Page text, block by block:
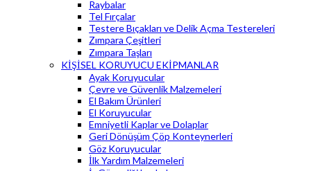
Raybalar
Tel Fırçalar
Testere Bıçakları ve Delik Açma Testereleri
Zımpara Çeşitleri
Zımpara Taşları
KİŞİSEL KORUYUCU EKİPMANLAR
Ayak Koruyucular
Çevre ve Güvenlik Malzemeleri
El Bakım Ürünleri
El Koruyucular
Emniyetli Kaplar ve Dolaplar
Geri Dönüşüm Çöp Konteynerleri
Göz Koruyucular
İlk Yardım Malzemeleri